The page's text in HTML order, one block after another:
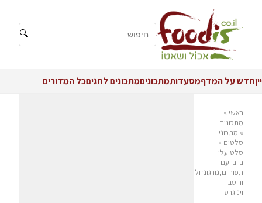
🔍
ייןחדש על המדףמסעדותמתכוניםמתכונים לחגיםכל המדורים
ראשי »
מתכונים
» מתכוני
סלטים »
סלט עלי
בייבי עם
תפוחים,גורגונזולה
ורוטב
ויניגרט